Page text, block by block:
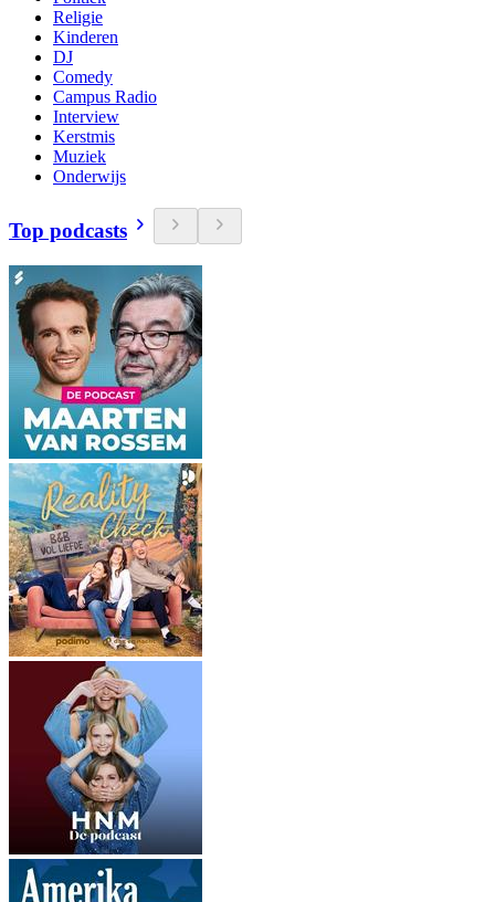
Religie
Kinderen
DJ
Comedy
Campus Radio
Interview
Kerstmis
Muziek
Onderwijs
Top podcasts